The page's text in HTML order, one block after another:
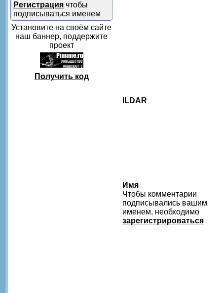
Регистрация чтобы
подписываться именем
Установите на своём сайте
наш баннер, поддержите
проект
Получить код
ILDAR
Имя
Чтобы комментарии
подписывались вашим
именем, необходимо
зарегистрироваться